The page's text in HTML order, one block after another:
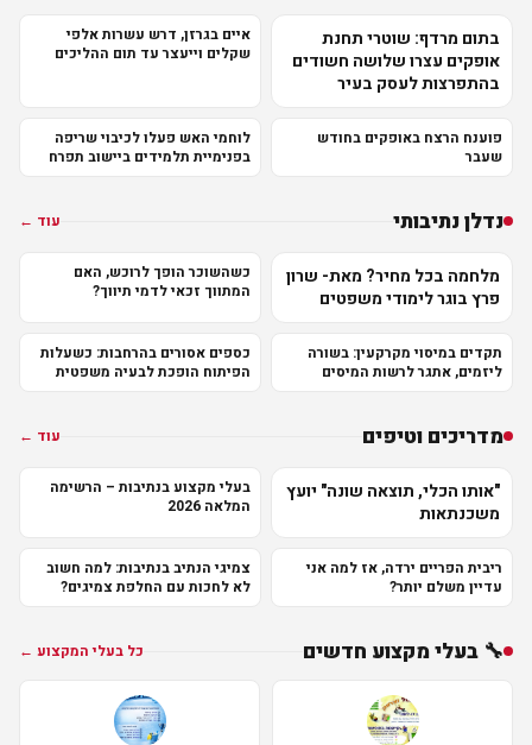
בתום מרדף: שוטרי תחנת
אופקים עצרו שלושה חשודים
בהתפרצות לעסק בעיר
איים בגרזן, דרש עשרות אלפי
שקלים וייעצר עד תום ההליכים
פוענח הרצח באופקים בחודש
שעבר
לוחמי האש פעלו לכיבוי שריפה
בפנימיית תלמידים ביישוב תפרח
נדלן נתיבותי עוד ←
מלחמה בכל מחיר? מאת- שרון
פרץ בוגר לימודי משפטים
כשהשוכר הופך לרוכש, האם
המתווך זכאי לדמי תיווך?
תקדים במיסוי מקרקעין: בשורה
ליזמים, אתגר לרשות המיסים
כספים אסורים בהרחבות: כשעלות
הפיתוח הופכת לבעיה משפטית
מדריכים וטיפים עוד ←
"אותו הכלי, תוצאה שונה" יועץ
משכנתאות
בעלי מקצוע בנתיבות – הרשימה
המלאה 2026
ריבית הפריים ירדה, אז למה אני
עדיין משלם יותר?
צמיגי הנתיב בנתיבות: למה חשוב
לא לחכות עם החלפת צמיגים?
🔧 בעלי מקצוע חדשים כל בעלי המקצוע ←